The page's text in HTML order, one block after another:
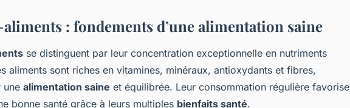
: fondements d’une alimentation saine
se distinguent par leur concentration exceptionnelle en nutriments
aliments sont riches en vitamines, minéraux, antioxydants et fibres,
une alimentation saine et équilibrée. Leur consommation régulière favorise
bonne santé grâce à leurs multiples bienfaits santé.